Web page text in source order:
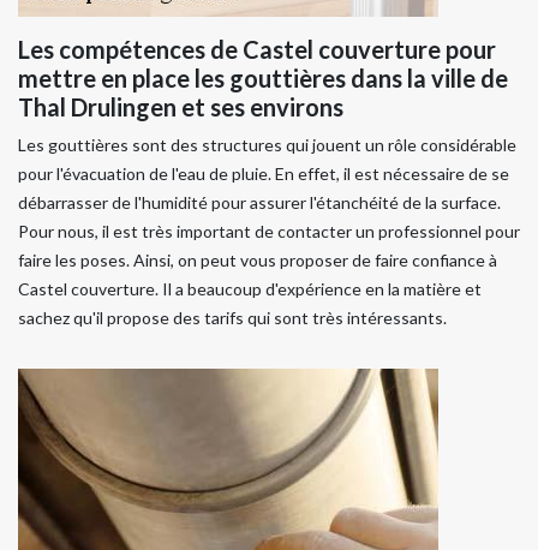
Les compétences de Castel couverture pour
mettre en place les gouttières dans la ville de
Thal Drulingen et ses environs
Les gouttières sont des structures qui jouent un rôle considérable
pour l'évacuation de l'eau de pluie. En effet, il est nécessaire de se
débarrasser de l'humidité pour assurer l'étanchéité de la surface.
Pour nous, il est très important de contacter un professionnel pour
faire les poses. Ainsi, on peut vous proposer de faire confiance à
Castel couverture. Il a beaucoup d'expérience en la matière et
sachez qu'il propose des tarifs qui sont très intéressants.